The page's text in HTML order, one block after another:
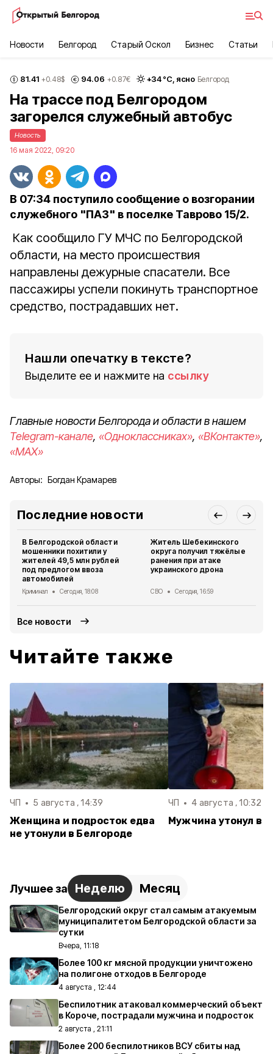
Новости Белгород Старый Оскол Бизнес Статьи
81.41 +0.48$ 94.06 +0.87€ +34°С, ясно Белгород
На трассе под Белгородом
загорелся служебный автобус
Новость
16 мая 2022, 09:20
В 07:34 поступило сообщение о возгорании
служебного "ПАЗ" в поселке Таврово 15/2.
Как сообщило ГУ МЧС по Белгородской
области, на место происшествия
направлены дежурные спасатели. Все
пассажиры успели покинуть транспортное
средство, пострадавших нет.
Нашли опечатку в тексте?
Выделите ее и нажмите на ссылку
Главные новости Белгорода и области в нашем
Telegram-канале, «Одноклассниках», «ВКонтакте»,
«MAX»
Авторы: Богдан Крамарев
Последние новости
В Белгородской области
мошенники похитили у
жителей 49,5 млн рублей
под предлогом ввоза
автомобилей
Криминал Сегодня, 18:08
Житель Шебекинского
округа получил тяжёлые
ранения при атаке
украинского дрона
СВО Сегодня, 16:59
Все новости
Читайте также
ЧП 5 августа , 14:39
Женщина и подросток едва
не утонули в Белгороде
ЧП 4 августа , 10:32
Мужчина утонул в
Лучшее за Неделю Месяц
Белгородский округ стал самым атакуемым
муниципалитетом Белгородской области за
сутки
Вчера, 11:18
Более 100 кг мясной продукции уничтожено
на полигоне отходов в Белгороде
4 августа , 12:44
Беспилотник атаковал коммерческий объект
в Короче, пострадали мужчина и подросток
2 августа , 21:11
Более 200 беспилотников ВСУ сбиты над